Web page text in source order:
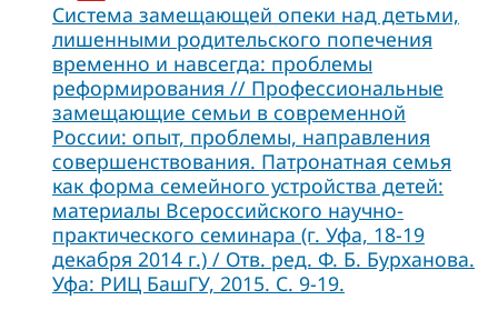
Система замещающей опеки над детьми,
лишенными родительского попечения
временно и навсегда: проблемы
реформирования // Профессиональные
замещающие семьи в современной
России: опыт, проблемы, направления
совершенствования. Патронатная семья
как форма семейного устройства детей:
материалы Всероссийского научно-
практического семинара (г. Уфа, 18-19
декабря 2014 г.) / Отв. ред. Ф. Б. Бурханова.
Уфа: РИЦ БашГУ, 2015. С. 9-19.